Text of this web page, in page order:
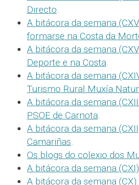
Directo.
A bitácora da semana
formarse na Costa da
A bitácora da semana
Deporte e na Costa.
A bitácora da semana
Turismo Rural Muxía
A bitácora da semana
PSOE de Carnota.
A bitácora da semana
Camariñas.
Os blogs do colexio dos
A bitácora da semana
A bitácora da semana